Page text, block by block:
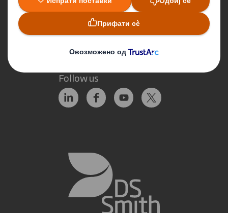
Локации
Аплицирај за работа
Follow us